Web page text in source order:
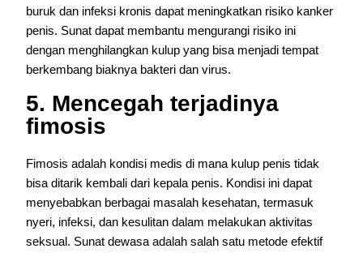
buruk dan infeksi kronis dapat meningkatkan risiko kanker
penis. Sunat dapat membantu mengurangi risiko ini
dengan menghilangkan kulup yang bisa menjadi tempat
berkembang biaknya bakteri dan virus.
5. Mencegah terjadinya
fimosis
Fimosis adalah kondisi medis di mana kulup penis tidak
bisa ditarik kembali dari kepala penis. Kondisi ini dapat
menyebabkan berbagai masalah kesehatan, termasuk
nyeri, infeksi, dan kesulitan dalam melakukan aktivitas
seksual. Sunat dewasa adalah salah satu metode efektif